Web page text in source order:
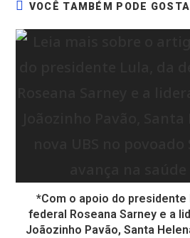
VOCÊ TAMBÉM PODE
*Com o apoio do presidente
federal Roseana Sarney e a
Joãozinho Pavão, Santa